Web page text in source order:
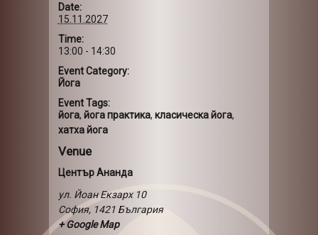
Date:
15.11.2027
Time:
13:00 - 14:30
Event Category:
Йога
Event Tags:
йога, йога практика, класическа йога,
хатха йога
Venue
Център Ананда
ул. Йоан Екзарх 10
София, 1421 България
+ Google Map